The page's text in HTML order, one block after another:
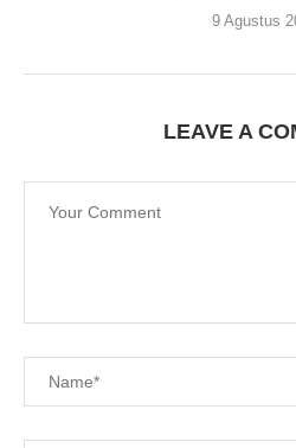
9 Agustus
LEAVE A